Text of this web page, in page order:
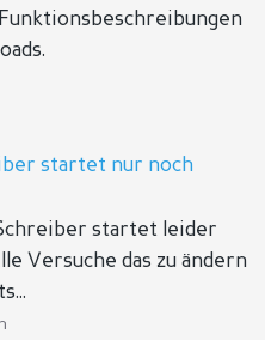
startet nur noch
startet leider
Versuche das zu ändern